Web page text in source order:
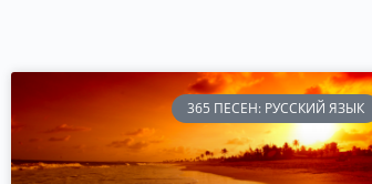
365 ПЕСЕН: РУССКИЙ ЯЗЫК